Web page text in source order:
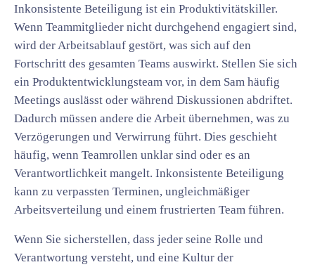
Inkonsistente Beteiligung ist ein Produktivitätskiller.
Wenn Teammitglieder nicht durchgehend engagiert sind,
wird der Arbeitsablauf gestört, was sich auf den
Fortschritt des gesamten Teams auswirkt. Stellen Sie sich
ein Produktentwicklungsteam vor, in dem Sam häufig
Meetings auslässt oder während Diskussionen abdriftet.
Dadurch müssen andere die Arbeit übernehmen, was zu
Verzögerungen und Verwirrung führt. Dies geschieht
häufig, wenn Teamrollen unklar sind oder es an
Verantwortlichkeit mangelt. Inkonsistente Beteiligung
kann zu verpassten Terminen, ungleichmäßiger
Arbeitsverteilung und einem frustrierten Team führen.
Wenn Sie sicherstellen, dass jeder seine Rolle und
Verantwortung versteht, und eine Kultur der